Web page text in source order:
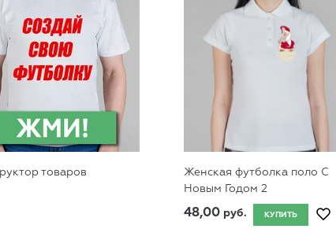
товаров
Женская футболка поло С
Новым Годом 2
КУПИТЬ
48,00 руб.